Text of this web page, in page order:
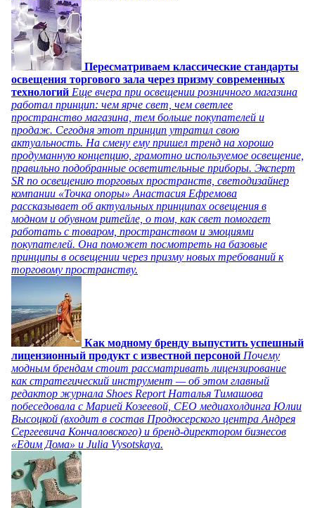
Пересматриваем классические стандарты
освещения торгового зала через призму современных
технологий Еще вчера при освещении розничного магазина
работал принцип: чем ярче свет, чем светлее
пространство магазина, тем больше покупателей и
продаж. Сегодня этот принцип утратил свою
актуальность. На смену ему пришел тренд на хорошо
продуманную концепцию, грамотно используемое освещение,
правильно подобранные осветительные приборы. Эксперт
SR по освещению торговых пространств, светодизайнер
компании «Точка опоры» Анастасия Ефремова
рассказывает об актуальных принципах освещения в
модном и обувном ритейле, о том, как свет помогает
работать с товаром, пространством и эмоциями
покупателей. Она поможет посмотреть на базовые
принципы в освещении через призму новых требований к
торговому пространству.
Как модному бренду выпустить успешный
лицензионный продукт с известной персоной Почему
модным брендам стоит рассматривать лицензирование
как стратегический инструмент — об этом главный
редактор журнала Shoes Report Наталья Тимашова
побеседовала с Марией Козеевой, СЕО медиахолдинга Юлии
Высоцкой (входит в состав Продюсерского центра Андрея
Сергеевича Кончаловского) и бренд-директором бизнесов
«Едим Дома» и Julia Vysotskaya.